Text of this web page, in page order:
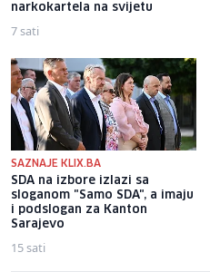
narkokartela na svijetu
7 sati
SAZNAJE KLIX.BA
SDA na izbore izlazi sa
sloganom "Samo SDA", a imaju
i podslogan za Kanton
Sarajevo
15 sati